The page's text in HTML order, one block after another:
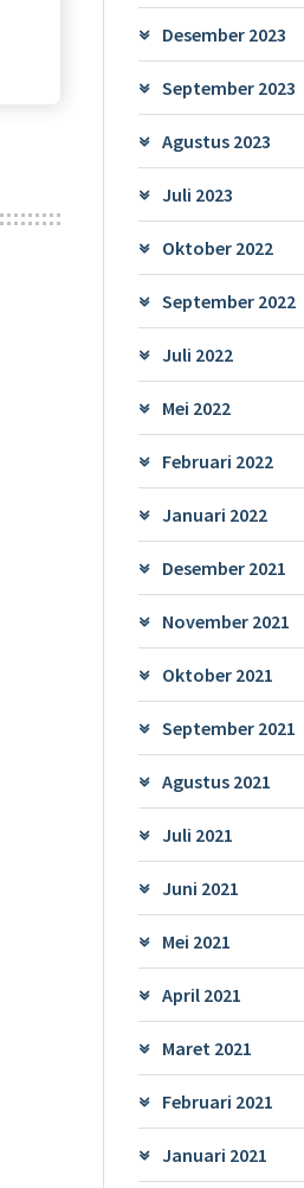
Desember 2023
September 2023
Agustus 2023
Juli 2023
Oktober 2022
September 2022
Juli 2022
Mei 2022
Februari 2022
Januari 2022
Desember 2021
November 2021
Oktober 2021
September 2021
Agustus 2021
Juli 2021
Juni 2021
Mei 2021
April 2021
Maret 2021
Februari 2021
Januari 2021